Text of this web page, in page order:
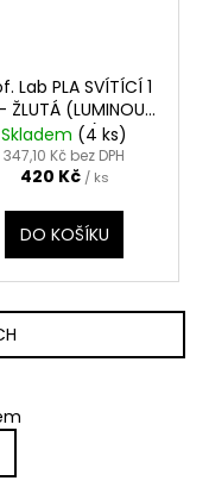
Lab PLA SVÍTÍCÍ 1
ŽLUTÁ (LUMINOUS
YELLOW)
Skladem (4 ks)
347,10 Kč bez DPH
420 Kč / ks
DO KOŠÍKU